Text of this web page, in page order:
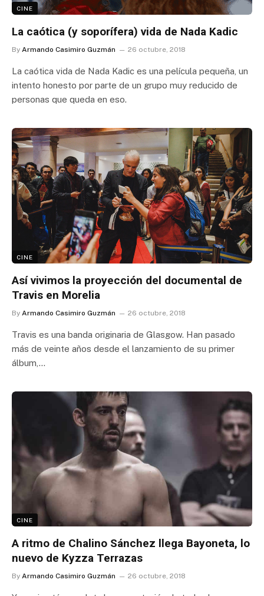
CINE
La caótica (y soporífera) vida de Nada Kadic
By Armando Casimiro Guzmán 26 octubre, 2018
La caótica vida de Nada Kadic es una película pequeña, un
intento honesto por parte de un grupo muy reducido de
personas que queda en eso.
CINE
Así vivimos la proyección del documental de
Travis en Morelia
By Armando Casimiro Guzmán 26 octubre, 2018
Travis es una banda originaria de Glasgow. Han pasado
más de veinte años desde el lanzamiento de su primer
álbum,…
CINE
A ritmo de Chalino Sánchez llega Bayoneta, lo
nuevo de Kyzza Terrazas
By Armando Casimiro Guzmán 26 octubre, 2018